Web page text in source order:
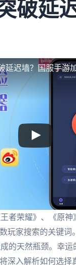
破延
延迟墙？国服手游
者荣耀》、《原
玩家搜索的关键词
的天然瓶颈。幸运
深入解析如何选